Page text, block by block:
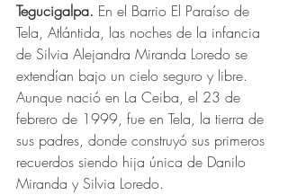
Tegucigalpa. En el Barrio El Paraíso de
Tela, Atlántida, las noches de la infancia
de Silvia Alejandra Miranda Loredo se
extendían bajo un cielo seguro y libre.
Aunque nació en La Ceiba, el 23 de
febrero de 1999, fue en Tela, la tierra de
sus padres, donde construyó sus primeros
recuerdos siendo hija única de Danilo
Miranda y Silvia Loredo.